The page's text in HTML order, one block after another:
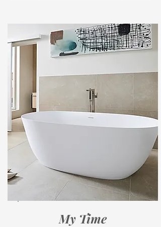
den Luxus des
Badevergnügens
My Time